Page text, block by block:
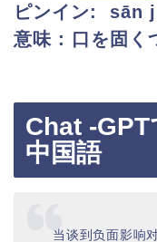
ピンイン: sān
意味 : 口を固く
Chat -
中国語
当谈到负面影响